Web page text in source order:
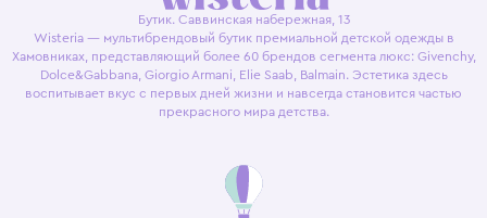
Бутик. Саввинская набережная, 13
Wisteria — мультибрендовый бутик премиальной детской одежды в
Хамовниках, представляющий более 60 брендов сегмента люкс: Givenchy,
Dolce&Gabbana, Giorgio Armani, Elie Saab, Balmain. Эстетика здесь
воспитывает вкус с первых дней жизни и навсегда становится частью
прекрасного мира детства.